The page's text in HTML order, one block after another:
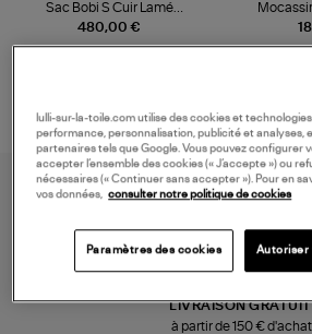
480,00 €
Sac Bobi S Cuir Lamé
Champagne
LIVRAISON
à partir de 150 €
lulli-sur-la-toile.com utilise des cookies et
performance, personnalisation, publicité et analyses,
partenaires tels que Google. Vous pouvez configurer
accepter l’ensemble des cookies (« J’accepte ») ou
nécessaires (« Continuer sans accepter »). Pour en
vos données,
consulter notre politique de cookies
Paramètres des cookies Autoriser